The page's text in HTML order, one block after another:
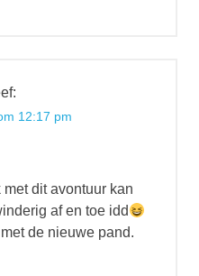
12:17 pm
dit avontuur kan
af en toe idd
de nieuwe pand.